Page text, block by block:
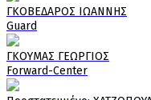
ΓΚΟΒΕΔΑΡΟΣ ΙΩΑΝΝΗΣ
Guard
ΓΚΟΥΜΑΣ ΓΕΩΡΓΙΟΣ
Forward-Center